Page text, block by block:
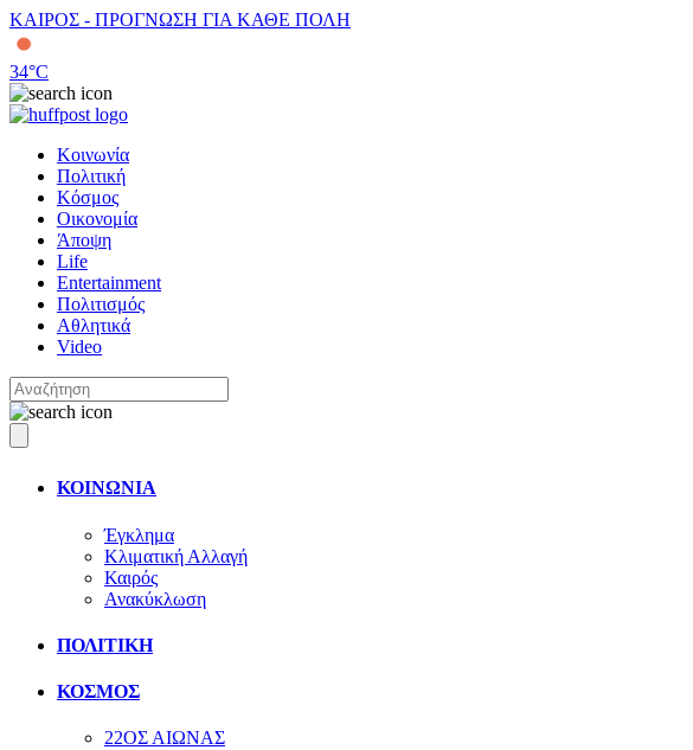
ΚΑΙΡΟΣ - ΠΡΟΓΝΩΣΗ ΓΙΑ ΚΑΘΕ ΠΟΛΗ
34°C
Κοινωνία
Πολιτική
Κόσμος
Οικονομία
Άποψη
Life
Entertainment
Πολιτισμός
Αθλητικά
Video
ΚΟΙΝΩΝΙΑ
Έγκλημα
Κλιματική Αλλαγή
Καιρός
Ανακύκλωση
ΠΟΛΙΤΙΚΗ
ΚΟΣΜΟΣ
22ΟΣ ΑΙΩΝΑΣ